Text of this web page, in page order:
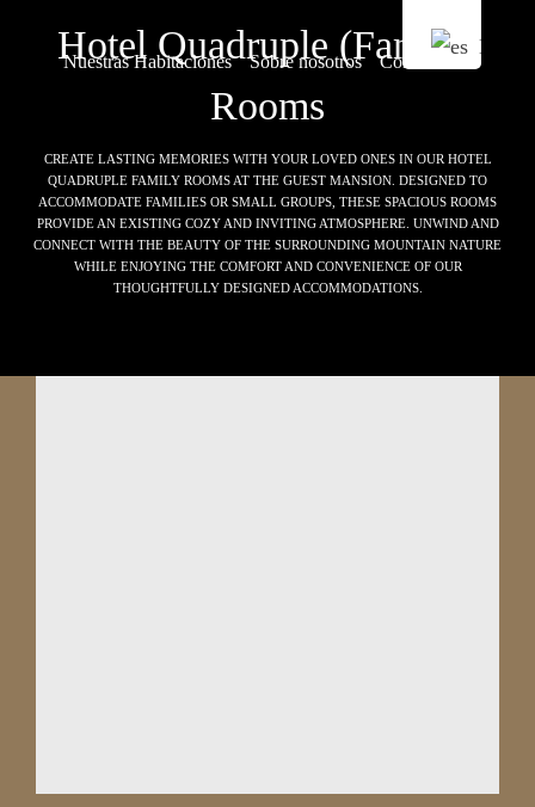
Nuestras Habitaciones Sobre nosotros Contáctenos
Hotel Quadruple (Family)
Rooms
CREATE LASTING MEMORIES WITH YOUR LOVED ONES IN OUR HOTEL
QUADRUPLE FAMILY ROOMS AT THE GUEST MANSION. DESIGNED TO
ACCOMMODATE FAMILIES OR SMALL GROUPS, THESE SPACIOUS ROOMS
PROVIDE AN EXISTING COZY AND INVITING ATMOSPHERE. UNWIND AND
CONNECT WITH THE BEAUTY OF THE SURROUNDING MOUNTAIN NATURE
WHILE ENJOYING THE COMFORT AND CONVENIENCE OF OUR
THOUGHTFULLY DESIGNED ACCOMMODATIONS.